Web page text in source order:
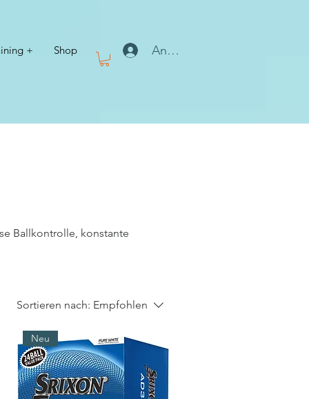
+
Shop
Anmelden
Ballkontrolle, konstante
Sortieren nach: Empfohlen
Neu